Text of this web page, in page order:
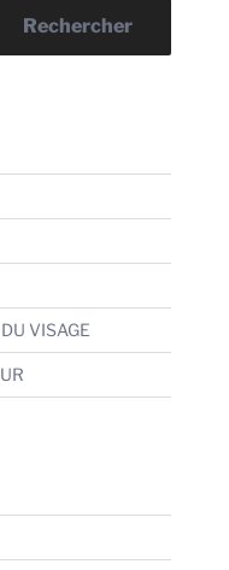
Rechercher
VISAGE